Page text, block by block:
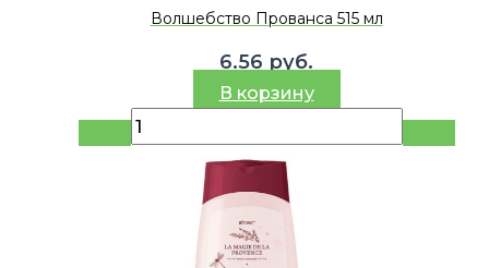
Волшебство Прованса 515 мл
6.56 руб.
В корзину